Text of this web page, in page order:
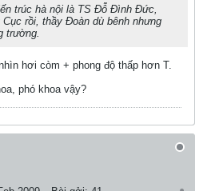
trúc hà nội là TS Đỗ Đình Đức,
rồi, thầy Đoàn dù bênh nhưng
trường.
hơi còm + phong độ thấp hơn T.
phó khoa vậy?